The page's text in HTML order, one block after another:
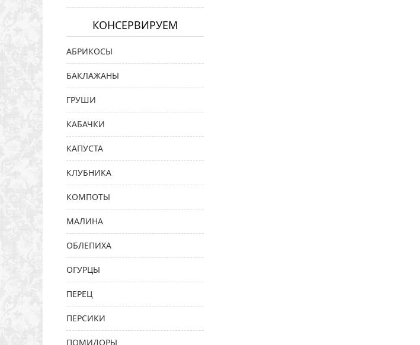
КОНСЕРВИРУЕМ
АБРИКОСЫ
БАКЛАЖАНЫ
ГРУШИ
КАБАЧКИ
КАПУСТА
КЛУБНИКА
КОМПОТЫ
МАЛИНА
ОБЛЕПИХА
ОГУРЦЫ
ПЕРЕЦ
ПЕРСИКИ
ПОМИДОРЫ